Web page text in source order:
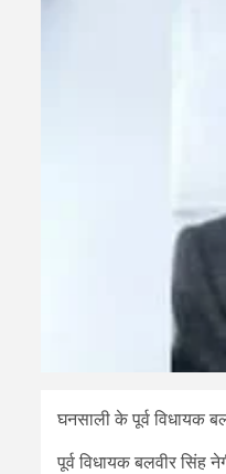
घनसाली के पूर्व विधायक
पूर्व विधायक बलवीर